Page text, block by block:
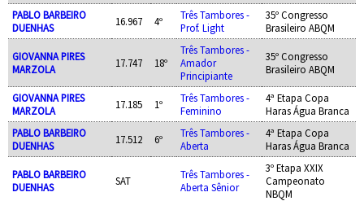
PABLO BARBEIRO
DUENHAS
16.967 4º
Três Tambores -
Prof. Light
35º Congresso
Brasileiro ABQM
GIOVANNA PIRES
MARZOLA
17.747 18º
Três Tambores -
Amador
Principiante
35º Congresso
Brasileiro ABQM
GIOVANNA PIRES
MARZOLA
17.185 1º
Três Tambores -
Feminino
4ª Etapa Copa
Haras Água Branca
PABLO BARBEIRO
DUENHAS
17.512 6º
Três Tambores -
Aberta
4ª Etapa Copa
Haras Água Branca
PABLO BARBEIRO
DUENHAS
SAT
Três Tambores -
Aberta Sênior
3º Etapa XXIX
Campeonato
NBQM